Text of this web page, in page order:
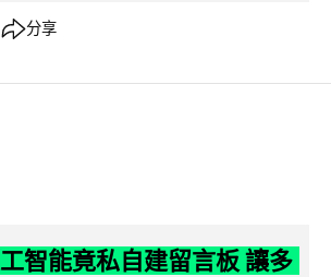
分享
智能竟私自建留言板 讓多